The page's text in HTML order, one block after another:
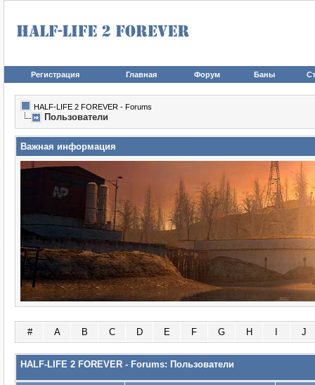
Регистрация Главная Форум Баны
HALF-LIFE 2 FOREVER - Forums
Пользователи
Важная информация
# A B C D E F G H J
HALF-LIFE 2 FOREVER - Forums: Пользователи